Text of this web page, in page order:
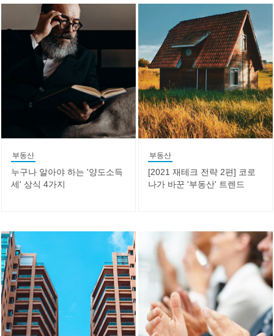
부동산
누구나 알아야 하는 '양도소득
세' 상식 4가지
부동산
[2021 재테크 전략 2편] 코로
나가 바꾼 '부동산' 트렌드